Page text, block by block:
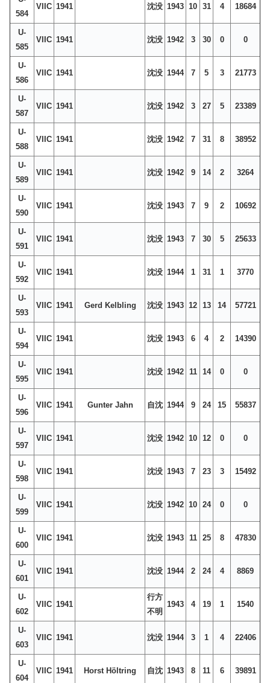
584
VIIC 1941 沈没 1943 10 31 4 18684
U-
585
VIIC 1941 沈没 1942 3 30 0 0
U-
586
VIIC 1941 沈没 1944 7 5 3 21773
U-
587
VIIC 1941 沈没 1942 3 27 5 23389
U-
588
VIIC 1941 沈没 1942 7 31 8 38952
U-
589
VIIC 1941 沈没 1942 9 14 2 3264
U-
590
VIIC 1941 沈没 1943 7 9 2 10692
U-
591
VIIC 1941 沈没 1943 7 30 5 25633
U-
592
VIIC 1941 沈没 1944 1 31 1 3770
U-
593
VIIC 1941 Gerd Kelbling 沈没 1943 12 13 14 57721
U-
594
VIIC 1941 沈没 1943 6 4 2 14390
U-
595
VIIC 1941 沈没 1942 11 14 0 0
U-
596
VIIC 1941 Gunter Jahn 自沈 1944 9 24 15 55837
U-
597
VIIC 1941 沈没 1942 10 12 0 0
U-
598
VIIC 1941 沈没 1943 7 23 3 15492
U-
599
VIIC 1941 沈没 1942 10 24 0 0
U-
600
VIIC 1941 沈没 1943 11 25 8 47830
U-
601
VIIC 1941 沈没 1944 2 24 4 8869
U-
602
VIIC 1941
行方
不明
1943 4 19 1 1540
U-
603
VIIC 1941 沈没 1944 3 1 4 22406
U-
604
VIIC 1941 Horst Höltring 自沈 1943 8 11 6 39891